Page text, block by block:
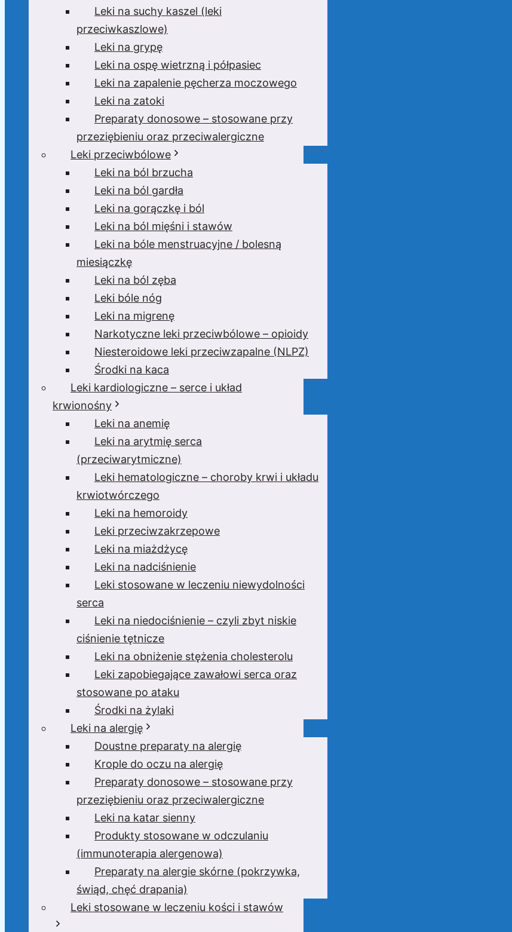
Leki na suchy kaszel (leki
przeciwkaszlowe)
Leki na grypę
Leki na ospę wietrzną i półpasiec
Leki na zapalenie pęcherza moczowego
Leki na zatoki
Preparaty donosowe – stosowane przy
przeziębieniu oraz przeciwalergiczne
Leki przeciwbólowe
Leki na ból brzucha
Leki na ból gardła
Leki na gorączkę i ból
Leki na ból mięśni i stawów
Leki na bóle menstruacyjne / bolesną
miesiączkę
Leki na ból zęba
Leki bóle nóg
Leki na migrenę
Narkotyczne leki przeciwbólowe – opioidy
Niesteroidowe leki przeciwzapalne (NLPZ)
Środki na kaca
Leki kardiologiczne – serce i układ
krwionośny
Leki na anemię
Leki na arytmię serca
(przeciwarytmiczne)
Leki hematologiczne – choroby krwi i układu
krwiotwórczego
Leki na hemoroidy
Leki przeciwzakrzepowe
Leki na miażdżycę
Leki na nadciśnienie
Leki stosowane w leczeniu niewydolności
serca
Leki na niedociśnienie – czyli zbyt niskie
ciśnienie tętnicze
Leki na obniżenie stężenia cholesterolu
Leki zapobiegające zawałowi serca oraz
stosowane po ataku
Środki na żylaki
Leki na alergię
Doustne preparaty na alergię
Krople do oczu na alergię
Preparaty donosowe – stosowane przy
przeziębieniu oraz przeciwalergiczne
Leki na katar sienny
Produkty stosowane w odczulaniu
(immunoterapia alergenowa)
Preparaty na alergie skórne (pokrzywka,
świąd, chęć drapania)
Leki stosowane w leczeniu kości i stawów